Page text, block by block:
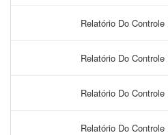
Relatório Do Controle
Relatório Do Controle
Relatório Do Controle
Relatório Do Controle